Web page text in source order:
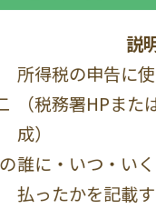
説
所得税の申告に
（税務署HPまた
成）
誰に・いつ・い
払ったかを記載